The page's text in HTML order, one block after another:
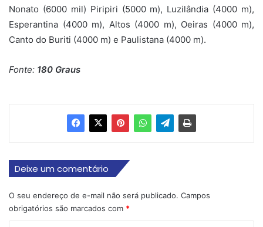
Nonato (6000 mil) Piripiri (5000 m), Luzilândia (4000 m),
Esperantina (4000 m), Altos (4000 m), Oeiras (4000 m),
Canto do Buriti (4000 m) e Paulistana (4000 m).
Fonte: 180 Graus
Deixe um comentário
O seu endereço de e-mail não será publicado. Campos
obrigatórios são marcados com *